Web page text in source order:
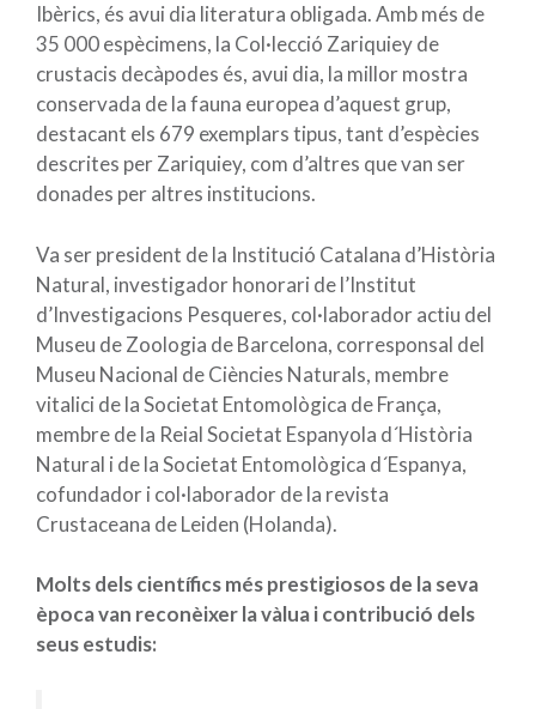
Ibèrics, és avui dia literatura obligada. Amb més de
35 000 espècimens, la Col·lecció Zariquiey de
crustacis decàpodes és, avui dia, la millor mostra
conservada de la fauna europea d’aquest grup,
destacant els 679 exemplars tipus, tant d’espècies
descrites per Zariquiey, com d’altres que van ser
donades per altres institucions.
Va ser president de la Institució Catalana d’Història
Natural, investigador honorari de l’Institut
d’Investigacions Pesqueres, col·laborador actiu del
Museu de Zoologia de Barcelona, ​​corresponsal del
Museu Nacional de Ciències Naturals, membre
vitalici de la Societat Entomològica de França,
membre de la Reial Societat Espanyola d´Història
Natural i de la Societat Entomològica d´Espanya,
cofundador i col·laborador de la revista
Crustaceana de Leiden (Holanda).
Molts dels científics més prestigiosos de la seva
època van reconèixer la vàlua i contribució dels
seus estudis: